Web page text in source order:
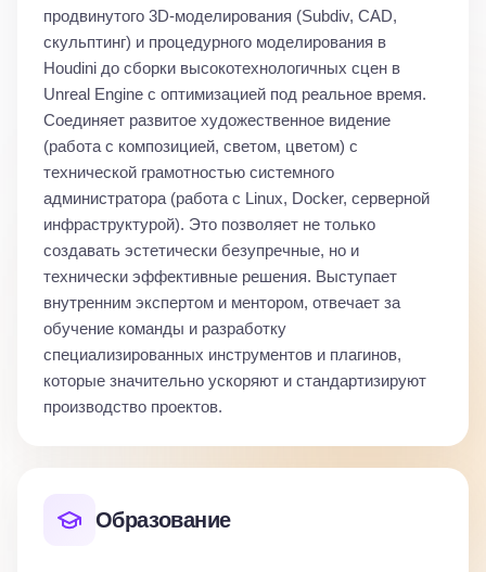
продвинутого 3D-моделирования (Subdiv, CAD,
скульптинг) и процедурного моделирования в
Houdini до сборки высокотехнологичных сцен в
Unreal Engine с оптимизацией под реальное время.
Соединяет развитое художественное видение
(работа с композицией, светом, цветом) с
технической грамотностью системного
администратора (работа с Linux, Docker, серверной
инфраструктурой). Это позволяет не только
создавать эстетически безупречные, но и
технически эффективные решения. Выступает
внутренним экспертом и ментором, отвечает за
обучение команды и разработку
специализированных инструментов и плагинов,
которые значительно ускоряют и стандартизируют
производство проектов.
Образование